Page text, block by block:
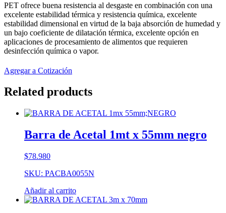
PET ofrece buena resistencia al desgaste en combinación con una
excelente estabilidad térmica y resistencia química, excelente
estabilidad dimensional en virtud de la baja absorción de humedad y
un bajo coeficiente de dilatación térmica, excelente opción en
aplicaciones de procesamiento de alimentos que requieren
desinfección química o vapor.
Agregar a Cotización
Related products
Barra de Acetal 1mt x 55mm negro
$78.980
SKU: PACBA0055N
Añadir al carrito